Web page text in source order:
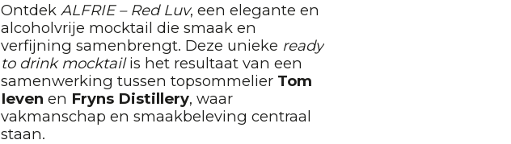
OntdekALFRIE – Red Luv, een elegante en
alcoholvrije mocktail die smaak en
verfijning samenbrengt. Deze unieke ready
to drink mocktailis het resultaat van een
samenwerking tussen topsommelier Tom
Ieven en Fryns Distillery, waar
vakmanschap en smaakbeleving centraal
staan.